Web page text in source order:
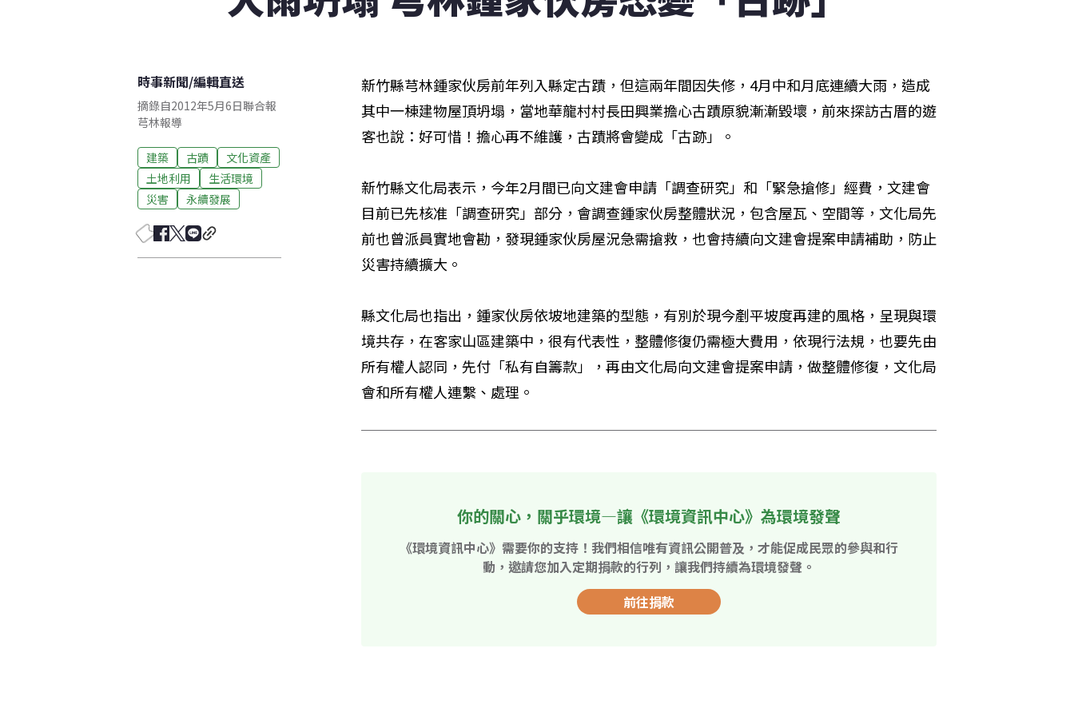
時事新聞/編輯直送
摘錄自2012年5月6日聯合報
芎林報導
建築 古蹟
文化資產
土地利用
生活環境
災害
永續發展
新竹縣芎林鍾家伙房前年列入縣定古蹟，但這兩年間因失修，4月中和月底連續大雨，造成
其中一棟建物屋頂坍塌，當地華龍村村長田興業擔心古蹟原貌漸漸毀壞，前來探訪古厝的遊
客也說：好可惜！擔心再不維護，古蹟將會變成「古跡」。
新竹縣文化局表示，今年2月間已向文建會申請「調查研究」和「緊急搶修」經費，文建會
目前已先核准「調查研究」部分，會調查鍾家伙房整體狀況，包含屋瓦、空間等，文化局先
前也曾派員實地會勘，發現鍾家伙房屋況急需搶救，也會持續向文建會提案申請補助，防止
災害持續擴大。
縣文化局也指出，鍾家伙房依坡地建築的型態，有別於現今剷平坡度再建的風格，呈現與環
境共存，在客家山區建築中，很有代表性，整體修復仍需極大費用，依現行法規，也要先由
所有權人認同，先付「私有自籌款」，再由文化局向文建會提案申請，做整體修復，文化局
會和所有權人連繫、處理。
你的關心，關乎環境—讓《環境資訊中心》為環境發聲
《環境資訊中心》需要你的支持！我們相信唯有資訊公開普及，才能促成民眾的參與和行
動，邀請您加入定期捐款的行列，讓我們持續為環境發聲。
前往捐款